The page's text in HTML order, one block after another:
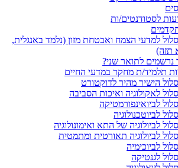
לסטודנטים/ות
למדעי הצמח ואבטחת מזון (נלמד באנגלית,
תזה)
נרשמים לתואר שני?
תלמיד/ת מחקר במדעי החיים
הישיר מהיר לדוקטורט
לאקולוגיה ואיכות הסביבה
לביואינפורמטיקה
לביוטכנולוגיה
לביולוגיה של התא ואימונולוגיה
לביולוגיה תאורטית ומתמטית
לביוכימיה
לגנטיקה